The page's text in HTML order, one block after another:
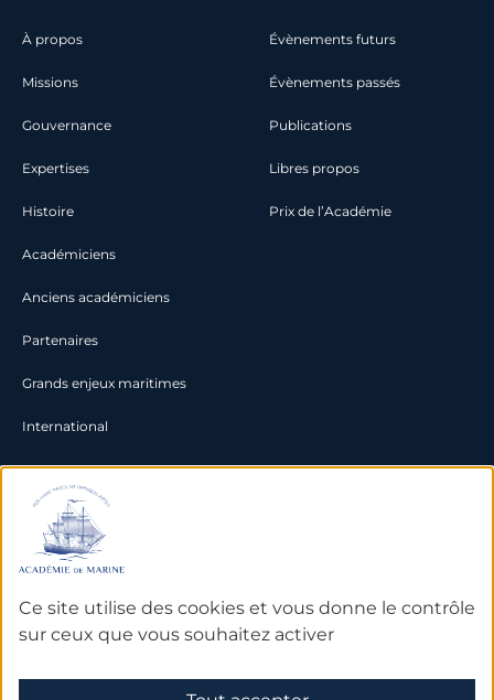
Ce site utilise des cookies et vous donne le contrôle
sur ceux que vous souhaitez activer
À propos
Missions
Gouvernance
Expertises
Histoire
Académiciens
Anciens académiciens
Partenaires
Grands enjeux maritimes
International
Évènements futurs
Évènements passés
Publications
Libres propos
Prix de l’Académie
Documentation
Archives
données